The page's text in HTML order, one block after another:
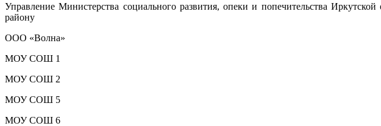
Управление Министерства социального развития, опеки и попечительства
району
ООО «Волна»
МОУ СОШ 1
МОУ СОШ 2
МОУ СОШ 5
МОУ СОШ 6